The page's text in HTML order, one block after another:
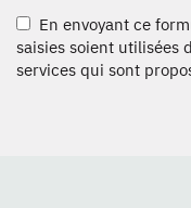
En envoyant ce
saisies soient utilisées
services qui sont